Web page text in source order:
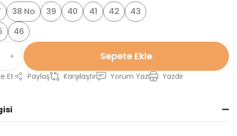
38 No 39 40 41 42
43
46
Sepete Ekle
Et Paylaş Karşılaştır Yorum Yaz Yazdır